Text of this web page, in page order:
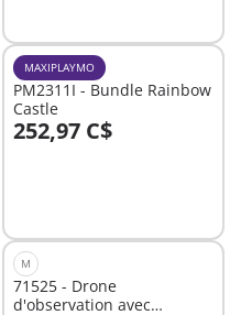
MAXIPLAYMO
PM2311I - Bundle Rainbow
Castle
252,97 C$
Au panier
M
71525 - Drone
d'observation avec